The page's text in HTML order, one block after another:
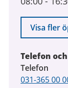
augusti
2026
Visa fler
Telefon
Telefon
031-365 00